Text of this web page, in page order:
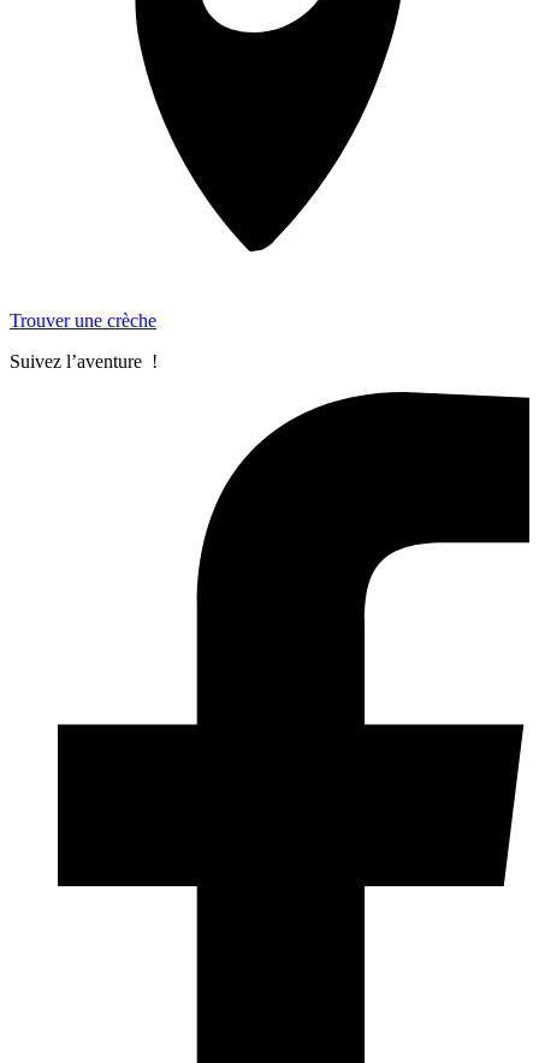
Trouver une crèche
Suivez l’aventure !